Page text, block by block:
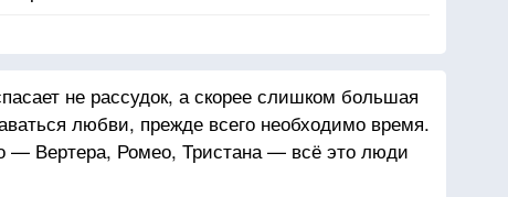
не рассудок, а скорее слишком большая
любви, прежде всего необходимо время.
— Вертера, Ромео, Тристана — всё это люди